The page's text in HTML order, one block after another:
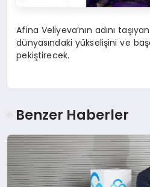
Afina Veliyeva’nın adını
dünyasındaki yükselişini ve
pekiştirecek.
Benzer Haberler